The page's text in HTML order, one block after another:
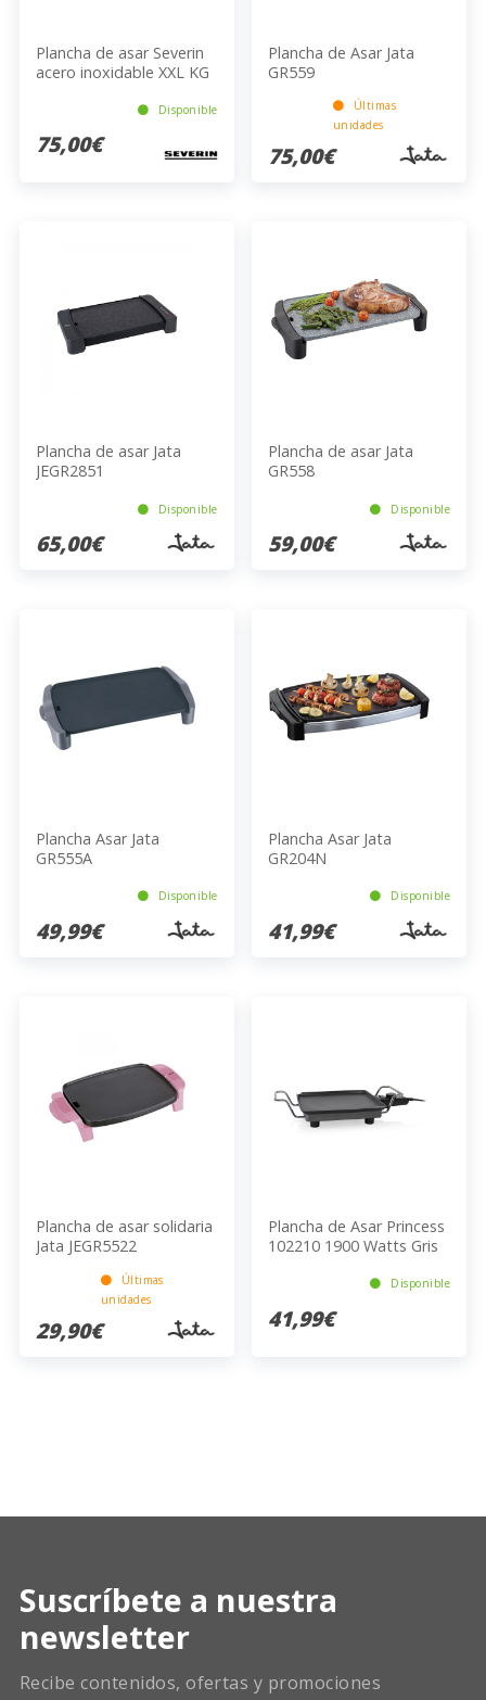
Plancha de asar Severin
acero inoxidable XXL KG
Disponible
75,00€
Plancha de Asar Jata
GR559
Últimas
unidades
75,00€
Plancha de asar Jata
JEGR2851
Disponible
65,00€
Plancha de asar Jata
GR558
Disponible
59,00€
Plancha Asar Jata
GR555A
Disponible
49,99€
Plancha Asar Jata
GR204N
Disponible
41,99€
Plancha de asar solidaria
Jata JEGR5522
Últimas
unidades
29,90€
Plancha de Asar Princess
102210 1900 Watts Gris
Disponible
41,99€
Suscríbete a nuestra
newsletter
Recibe contenidos, ofertas y promociones